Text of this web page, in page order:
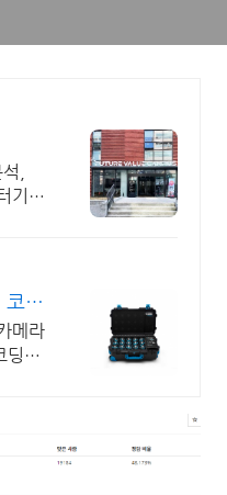
,
기
코딩
메라
딩로